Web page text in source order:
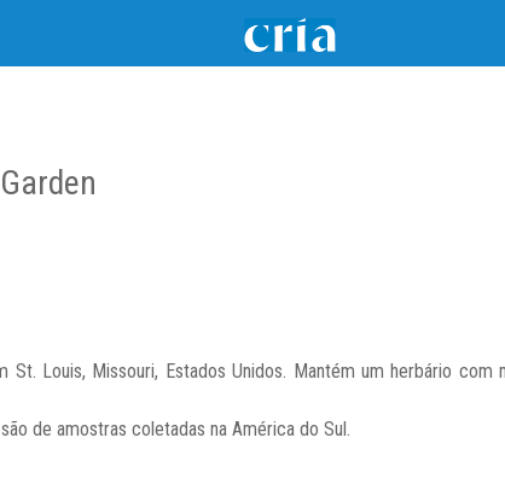
Louis, Missouri, Estados Unidos. Mantém um herbário
de amostras coletadas na América do Sul.